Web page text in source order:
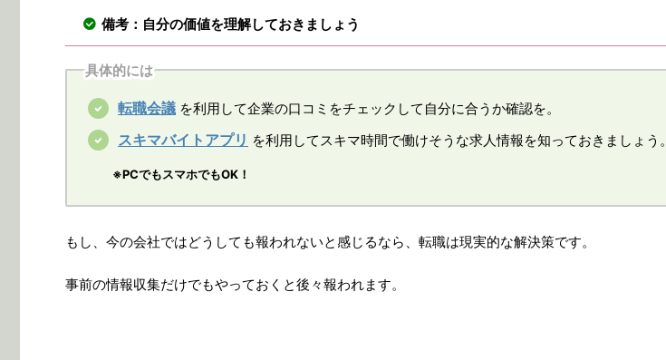
備考：自分の価値を理解しておきましょう
具体的には
転職会議 を利用して企業の口コミをチェックして自分に合うか確認を。
スキマバイトアプリ を利用してスキマ時間で働けそうな求人情報を知っておきましょう。
※PCでもスマホでもOK！
もし、今の会社ではどうしても報われないと感じるなら、転職は現実的な解決策です。
事前の情報収集だけでもやっておくと後々報われます。